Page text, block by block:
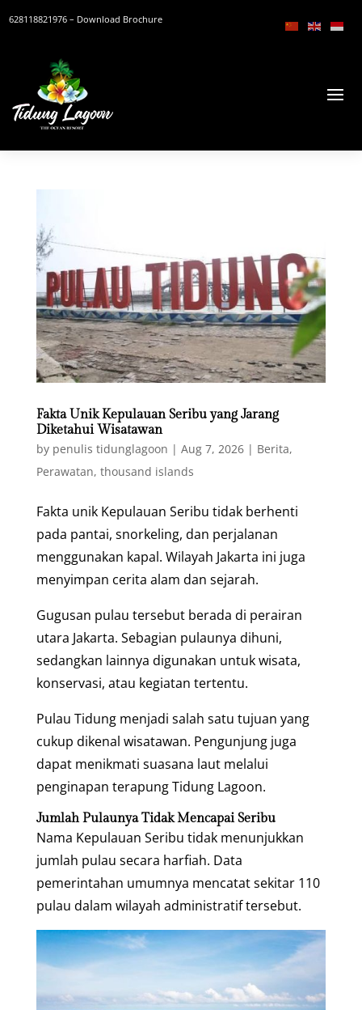
628118821976 – Download Brochure
Fakta Unik Kepulauan Seribu yang Jarang
Diketahui Wisatawan
by penulis tidunglagoon | Aug 7, 2026| Berita,
Perawatan, thousand islands
Fakta unik Kepulauan Seribu tidak berhenti
pada pantai, snorkeling, dan perjalanan
menggunakan kapal. Wilayah Jakarta ini juga
menyimpan cerita alam dan sejarah.
Gugusan pulau tersebut berada di perairan
utara Jakarta. Sebagian pulaunya dihuni,
sedangkan lainnya digunakan untuk wisata,
konservasi, atau kegiatan tertentu.
Pulau Tidung menjadi salah satu tujuan yang
cukup dikenal wisatawan. Pengunjung juga
dapat menikmati suasana laut melalui
penginapan terapung Tidung Lagoon.
Jumlah Pulaunya Tidak Mencapai Seribu
Nama Kepulauan Seribu tidak menunjukkan
jumlah pulau secara harfiah. Data
pemerintahan umumnya mencatat sekitar 110
pulau dalam wilayah administratif tersebut.